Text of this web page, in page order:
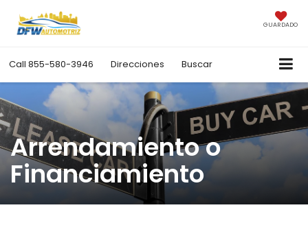
GUARDADO
Call 855-580-3946 Direcciones Buscar
Arrendamiento o
Financiamiento